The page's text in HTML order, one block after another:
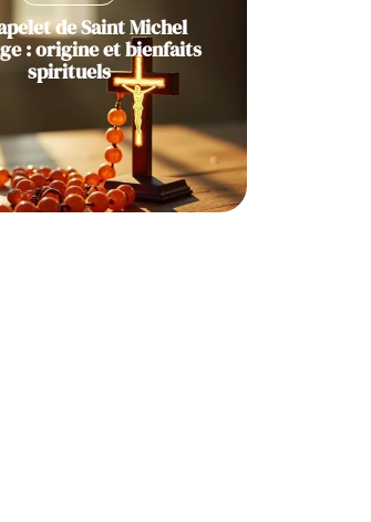
de Saint Michel
: origine et bienfaits
spirituels